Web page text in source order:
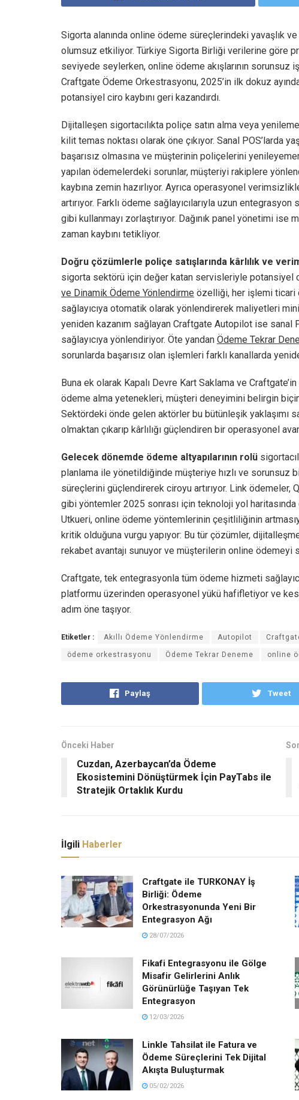
Sigorta alanında online ödeme süreçlerindeki yavaşlık
olumsuz etkiliyor. Türkiye Sigorta Birliği verilerine göre
seviyede seylerken, online ödeme akışlarının sorunsuz
Craftgate Ödeme Orkestrasyonu, 2025’in ilk dokuz
potansiyel ciro kaybını geri kazandırdı.
Dijitalleşen sigortacılıkta poliçe satın alma veya
kilit temas noktası olarak öne çıkıyor. Sanal POS’larda
başarısız olmasına ve müşterinin poliçelerini
yapılan ödemelerdeki sorunlar, müşteriyi rakiplere
kaybına zemin hazırlıyor. Ayrıca operasyonel
artırıyor. Farklı ödeme sağlayıcılarıyla uzun
gibi kullanmayı zorlaştırıyor. Dağınık panel yönetimi ise
zaman kaybını tetikliyor.
Doğru çözümlerle poliçe satışlarında kârlılık ve
sigorta sektörü için değer katan servisleriyle potansiyel
ve Dinamik Ödeme Yönlendirme özelliği, her işlemi ticari
sağlayıcıya otomatik olarak yönlendirerek maliyetleri
yeniden kazanım sağlayan Craftgate Autopilot ise sanal
sağlayıcıya yönlendiriyor. Öte yandan Ödeme Tekrar
sorunlarda başarısız olan işlemleri farklı kanallarda
Buna ek olarak Kapalı Devre Kart Saklama ve
ödeme alma yetenekleri, müşteri deneyimini belirgin
Sektördeki önde gelen aktörler bu bütünleşik yaklaşımı
olmaktan çıkarıp kârlılığı güçlendiren bir operasyonel
Gelecek dönemde ödeme altyapılarının rolü
planlama ile yönetildiğinde müşteriye hızlı ve sorunsuz
süreçlerini güçlendirerek ciroyu artırıyor. Link
gibi yöntemler 2025 sonrası için teknoloji yol haritasında
Utkueri, online ödeme yöntemlerinin çeşitliliğinin
kritik olduğuna vurgu yapıyor: Bu tür çözümler,
rekabet avantajı sunuyor ve müşterilerin online ödemeyi
Craftgate, tek entegrasyonla tüm ödeme hizmeti
platformu üzerinden operasyonel yükü hafifletiyor ve
adım öne taşıyor.
Etiketler : Akıllı Ödeme Yönlendirme Autopilot
ödeme orkestrasyonu Ödeme Tekrar Deneme online
Paylaş Tweet
Önceki Haber
Cuzdan, Azerbaycan’da Ödeme
Ekosistemini Dönüştürmek İçin PayTabs ile
Stratejik Ortaklık Kurdu
İlgili Haberler
Craftgate ile TURKONAY İş
Birliği: Ödeme
Orkestrasyonunda Yeni Bir
Entegrasyon Ağı
28/07/2026
Fikafi Entegrasyonu ile Gölge
Misafir Gelirlerini Anlık
Görünürlüğe Taşıyan Tek
Entegrasyon
12/03/2026
Linkle Tahsilat ile Fatura ve
Ödeme Süreçlerini Tek Dijital
Akışta Buluşturmak
05/02/2026